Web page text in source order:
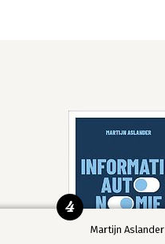
Martijn Aslander
4